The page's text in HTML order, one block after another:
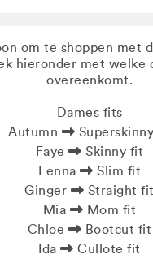
om te shoppen met
hieronder met welke
overeenkomt.
Dames fits
Autumn
Faye
Skinny fit
Fenna
Slim fit
Ginger
Straight fit
Mia
Mom fit
Chloe
Bootcut fit
Ida
Cullote fit